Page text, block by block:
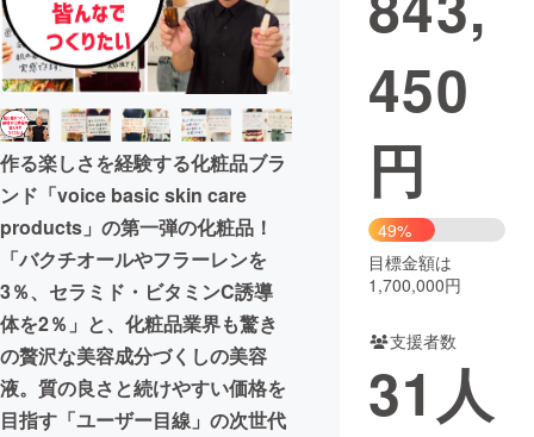
映像・映画 書籍・雑誌
ビジネス・起業 チャレンジ
まちづくり・地域活性化
CAMPFIRE for Social Good
CAMPFIRE Creation
CAMPFIREふるさと納税
コミュニティ
作る楽しさを経験する化粧品ブラ
ンド「voice basic skin care
products」の第一弾の化粧品！
「バクチオールやフラーレンを
3％、セラミド・ビタミンC誘導
体を2％」と、化粧品業界も驚き
の贅沢な美容成分づくしの美容
液。質の良さと続けやすい価格を
目指す「ユーザー目線」の次世代
450
円
49%
目標金額は
1,700,000円
支援者数
31 人